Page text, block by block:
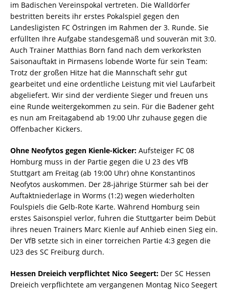
im Badischen Vereinspokal vertreten. Die Walldörfer
bestritten bereits ihr erstes Pokalspiel gegen den
Landesligisten FC Östringen im Rahmen der 3. Runde. Sie
erfüllten Ihre Aufgabe standesgemäß und souverän mit 3:0.
Auch Trainer Matthias Born fand nach dem verkorksten
Saisonauftakt in Pirmasens lobende Worte für sein Team:
Trotz der großen Hitze hat die Mannschaft sehr gut
gearbeitet und eine ordentliche Leistung mit viel Laufarbeit
abgeliefert. Wir sind der verdiente Sieger und freuen uns
eine Runde weitergekommen zu sein. Für die Badener geht
es nun am Freitagabend ab 19:00 Uhr zuhause gegen die
Offenbacher Kickers.
Ohne Neofytos gegen Kienle-Kicker: Aufsteiger FC 08
Homburg muss in der Partie gegen die U 23 des VfB
Stuttgart am Freitag (ab 19:00 Uhr) ohne Konstantinos
Neofytos auskommen. Der 28-jährige Stürmer sah bei der
Auftaktniederlage in Worms (1:2) wegen wiederholten
Foulspiels die Gelb-Rote Karte. Während Homburg sein
erstes Saisonspiel verlor, fuhren die Stuttgarter beim Debüt
ihres neuen Trainers Marc Kienle auf Anhieb einen Sieg ein.
Der VfB setzte sich in einer torreichen Partie 4:3 gegen die
U23 des SC Freiburg durch.
Hessen Dreieich verpflichtet Nico Seegert: Der SC Hessen
Dreieich verpflichtete am vergangenen Montag Nico Seegert